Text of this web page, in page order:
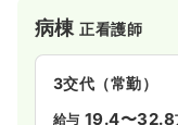
病棟正看護師
3交代（常勤）
給与 19.4〜32.8